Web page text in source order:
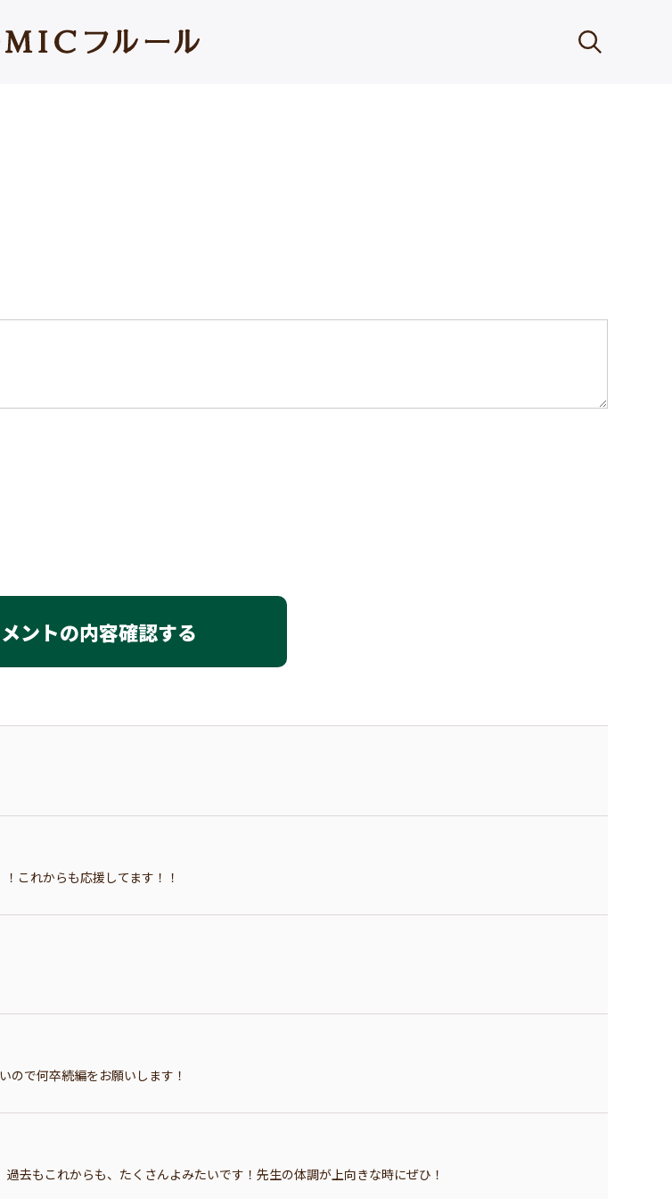
ントの内容確認する
これからも応援してます！！
ので何卒続編をお願いします！
去もこれからも、たくさんよみたいです！先生の体調が上向きな時にぜひ！